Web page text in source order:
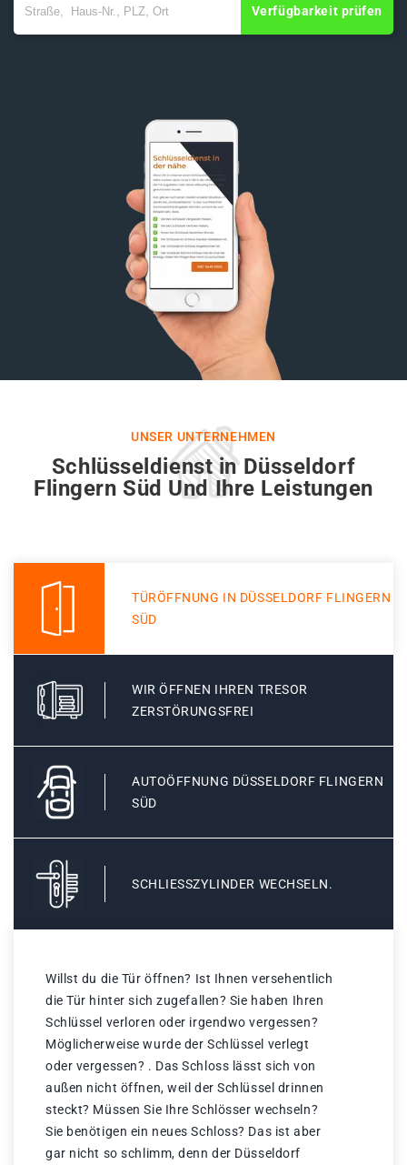
Verfügbarkeit prüfen
UNSER UNTERNEHMEN
Schlüsseldienst in Düsseldorf
Flingern Süd Und Ihre Leistungen
TÜRÖFFNUNG IN DÜSSELDORF FLINGERN
SÜD
WIR ÖFFNEN IHREN TRESOR
ZERSTÖRUNGSFREI
AUTOÖFFNUNG DÜSSELDORF FLINGERN
SÜD
SCHLIESSZYLINDER WECHSELN.
Willst du die Tür öffnen? Ist Ihnen versehentlich
die Tür hinter sich zugefallen? Sie haben Ihren
Schlüssel verloren oder irgendwo vergessen?
Möglicherweise wurde der Schlüssel verlegt
oder vergessen? . Das Schloss lässt sich von
außen nicht öffnen, weil der Schlüssel drinnen
steckt? Müssen Sie Ihre Schlösser wechseln?
Sie benötigen ein neues Schloss? Das ist aber
gar nicht so schlimm, denn der Düsseldorf